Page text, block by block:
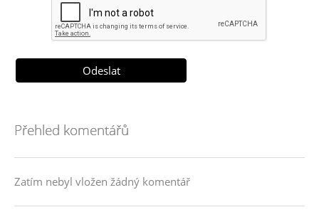
Přehled komentářů
Zatím nebyl vložen žádný komentář